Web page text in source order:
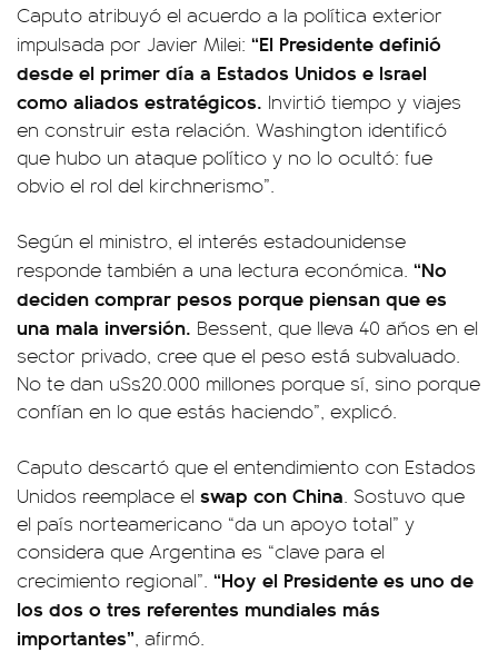
Caputo atribuyó el acuerdo a la política exterior
impulsada por Javier Milei: “El Presidente definió
desde el primer día a Estados Unidos e Israel
como aliados estratégicos. Invirtió tiempo y viajes
en construir esta relación. Washington identificó
que hubo un ataque político y no lo ocultó: fue
obvio el rol del kirchnerismo”.
Según el ministro, el interés estadounidense
responde también a una lectura económica. “No
deciden comprar pesos porque piensan que es
una mala inversión. Bessent, que lleva 40 años en el
sector privado, cree que el peso está subvaluado.
No te dan u$s20.000 millones porque sí, sino porque
confían en lo que estás haciendo”, explicó.
Caputo descartó que el entendimiento con Estados
Unidos reemplace el swap con China. Sostuvo que
el país norteamericano “da un apoyo total” y
considera que Argentina es “clave para el
crecimiento regional”. “Hoy el Presidente es uno de
los dos o tres referentes mundiales más
importantes”, afirmó.